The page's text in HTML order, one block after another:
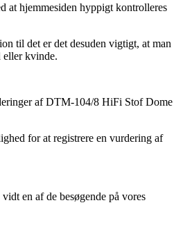
at hjemmesiden hyppigt kontrolleres
til det er det desuden vigtigt, at man
eller kvinde.
af DTM-104/8 HiFi Stof Dome
for at registrere en vurdering af
en af de besøgende på vores